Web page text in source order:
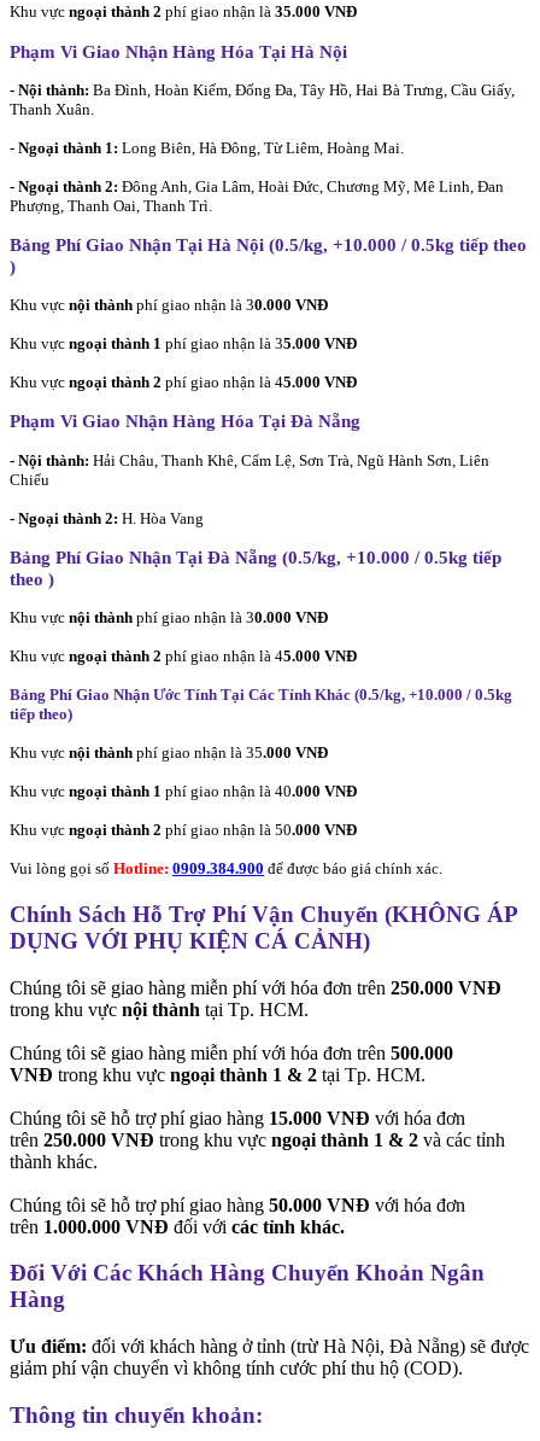
Khu vực ngoại thành 2 phí giao nhận là 35.000 VNĐ
Phạm Vi Giao Nhận Hàng Hóa Tại Hà Nội
- Nội thành: Ba Đình, Hoàn Kiếm, Đống Đa, Tây Hồ, Hai Bà Trưng, Cầu Giấy,
Thanh Xuân.
- Ngoại thành 1: Long Biên, Hà Đông, Từ Liêm, Hoàng Mai.
- Ngoại thành 2: Đông Anh, Gia Lâm, Hoài Đức, Chương Mỹ, Mê Linh, Đan
Phượng, Thanh Oai, Thanh Trì.
Bảng Phí Giao Nhận Tại Hà Nội (0.5/kg, +10.000 / 0.5kg tiếp theo
)
Khu vực nội thành phí giao nhận là 30.000 VNĐ
Khu vực ngoại thành 1 phí giao nhận là 35.000 VNĐ
Khu vực ngoại thành 2 phí giao nhận là 45.000 VNĐ
Phạm Vi Giao Nhận Hàng Hóa Tại Đà Nẵng
- Nội thành: Hải Châu, Thanh Khê, Cẩm Lệ, Sơn Trà, Ngũ Hành Sơn, Liên
Chiểu
- Ngoại thành 2: H. Hòa Vang
Bảng Phí Giao Nhận Tại Đà Nẵng (0.5/kg, +10.000 / 0.5kg tiếp
theo )
Khu vực nội thành phí giao nhận là 30.000 VNĐ
Khu vực ngoại thành 2 phí giao nhận là 45.000 VNĐ
Bảng Phí Giao Nhận Ước Tính Tại Các Tỉnh Khác (0.5/kg, +10.000 / 0.5kg
tiếp theo)
Khu vực nội thành phí giao nhận là 35.000 VNĐ
Khu vực ngoại thành 1 phí giao nhận là 40.000 VNĐ
Khu vực ngoại thành 2 phí giao nhận là 50.000 VNĐ
Vui lòng gọi số Hotline: 0909.384.900 để được báo giá chính xác.
Chính Sách Hỗ Trợ Phí Vận Chuyển (KHÔNG ÁP
DỤNG VỚI PHỤ KIỆN CÁ CẢNH)
Chúng tôi sẽ giao hàng miễn phí với hóa đơn trên 250.000 VNĐ
trong khu vực nội thành tại Tp. HCM.
Chúng tôi sẽ giao hàng miễn phí với hóa đơn trên 500.000
VNĐ trong khu vực ngoại thành 1 & 2 tại Tp. HCM.
Chúng tôi sẽ hỗ trợ phí giao hàng 15.000 VNĐ với hóa đơn
trên 250.000 VNĐ trong khu vực ngoại thành 1 & 2 và các tỉnh
thành khác.
Chúng tôi sẽ hỗ trợ phí giao hàng 50.000 VNĐ với hóa đơn
trên 1.000.000 VNĐ đối với các tỉnh khác.
Đối Với Các Khách Hàng Chuyển Khoản Ngân
Hàng
Ưu điểm: đối với khách hàng ở tỉnh (trừ Hà Nội, Đà Nẵng) sẽ được
giảm phí vận chuyển vì không tính cước phí thu hộ (COD).
Thông tin chuyển khoản: